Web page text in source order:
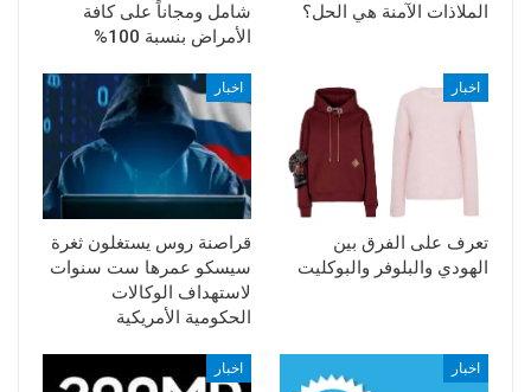
الملاذات الآمنة هي الحل؟
شامل ومجاناً على كافة
الأمراض بنسبة 100%
اخبار
تعرف على الفرق بين
الهودي والبلوفر والبوكليت
اخبار
قراصنة روس يستغلون ثغرة
سيسكو عمرها ست سنوات
لاستهداف الوكالات
الحكومية الأمريكية
اخبار اخبار